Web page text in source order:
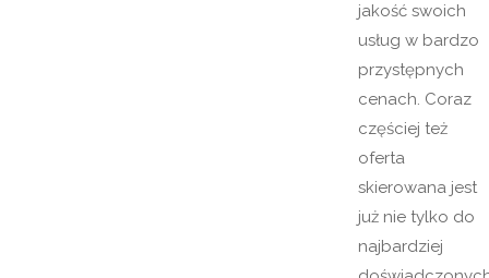
jakość swoich
usług w bardzo
przystępnych
cenach. Coraz
częściej też
oferta
skierowana jest
już nie tylko do
najbardziej